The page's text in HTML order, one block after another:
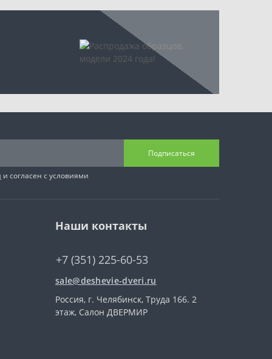
Подписаться
и согласен с условиями
Наши контакты
+7 (351) 225-60-53
sale@deshevie-dveri.ru
Россия, г. Челябинск, Труда 166. 2
этаж, Салон ДВЕРМИР